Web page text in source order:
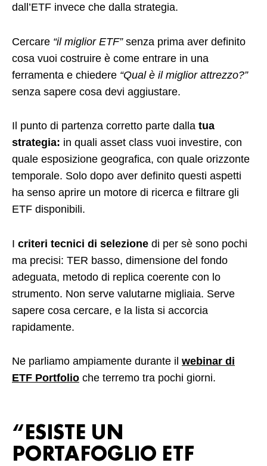
dall’ETF invece che dalla strategia.
Cercare “il miglior ETF”senza prima aver definito
cosa vuoi costruire è come entrare in una
ferramenta e chiedere “Qual è il miglior attrezzo?”
senza sapere cosa devi aggiustare.
Il punto di partenza corretto parte dalla tua
strategia: in quali asset class vuoi investire, con
quale esposizione geografica, con quale orizzonte
temporale. Solo dopo aver definito questi aspetti
ha senso aprire un motore di ricerca e filtrare gli
ETF disponibili.
I criteri tecnici di selezione di per sè sono pochi
ma precisi: TER basso, dimensione del fondo
adeguata, metodo di replica coerente con lo
strumento. Non serve valutarne migliaia. Serve
sapere cosa cercare, e la lista si accorcia
rapidamente.
Ne parliamo ampiamente durante il webinar di
ETF Portfolio che terremo tra pochi giorni.
“ESISTE UN
PORTAFOGLIO ETF